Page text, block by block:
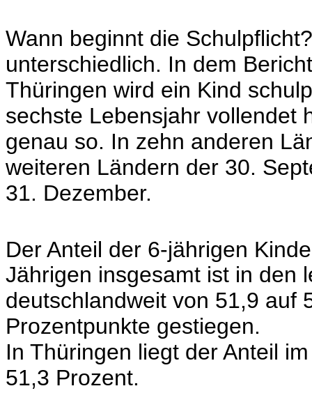
Wann beginnt die
unterschiedlich. In dem
Thüringen wird ein Kind
sechste Lebensjahr vollendet
genau so. In zehn anderen
weiteren Ländern der 30.
31. Dezember.
Der Anteil der 6-jährigen
Jährigen insgesamt ist in den
deutschlandweit von 51,9 auf
Prozentpunkte gestiegen.
In Thüringen liegt der Anteil
51,3 Prozent.